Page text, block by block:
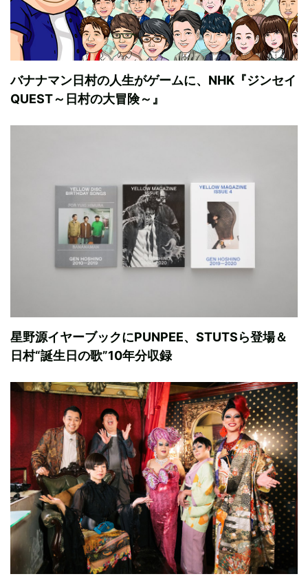
バナナマン日村の人生がゲームに、NHK『ジンセイ
QUEST～日村の大冒険～』
星野源イヤーブックにPUNPEE、STUTSら登場＆
日村“誕生日の歌”10年分収録